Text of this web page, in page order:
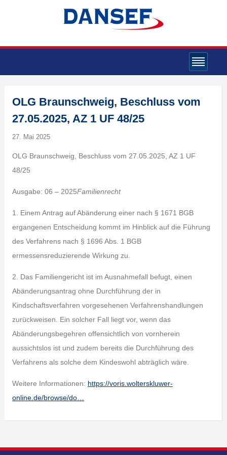
OLG Braunschweig, Beschluss vom
27.05.2025, AZ 1 UF 48/25
27. Mai 2025
OLG Braunschweig, Beschluss vom 27.05.2025, AZ 1 UF
48/25
Ausgabe: 06 – 2025Familienrecht
1. Einem Antrag auf Abänderung einer nach § 1671 BGB
ergangenen Entscheidung kommt im Hinblick auf die Führung
des Verfahrens nach § 1696 Abs. 1 BGB
ermessensreduzierende Wirkung zu.
2. Das Familiengericht ist im Ausnahmefall befugt, einen
Abänderungsantrag ohne Durchführung der in
Kindschaftsverfahren vorgesehenen Verfahrenshandlungen
zurückweisen. Ein solcher Fall liegt vor, wenn das
Abänderungsbegehren offensichtlich von vornherein
aussichtslos ist und zudem bereits die Durchführung des
Verfahrens als solche dem Kindeswohl abträglich wäre.
Weitere Informationen: https://voris.wolterskluwer-
online.de/browse/do…